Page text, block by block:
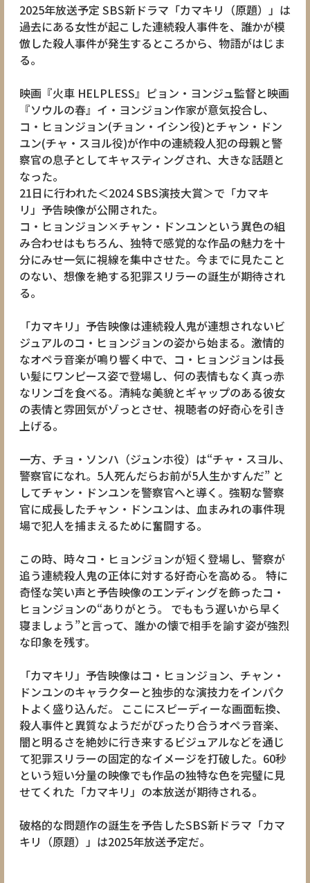
2025年放送予定 SBS新ドラマ「カマキリ（原題）」は
過去にある女性が起こした連続殺人事件を、誰かが模
倣した殺人事件が発生するところから、物語がはじま
る。
映画『火車 HELPLESS』ピョン・ヨンジュ監督と映画
『ソウルの春』イ・ヨンジョン作家が意気投合し、
コ・ヒョンジョン(チョン・イシン役)とチャン・ドン
ユン(チャ・スヨル役)が作中の連続殺人犯の母親と警
察官の息子としてキャスティングされ、大きな話題と
なった。
21日に行われた＜2024 SBS演技大賞＞で「カマキ
リ」予告映像が公開された。
コ・ヒョンジョン×チャン・ドンユンという異色の組
み合わせはもちろん、独特で感覚的な作品の魅力を十
分にみせ一気に視線を集中させた。今までに見たこと
のない、想像を絶する犯罪スリラーの誕生が期待され
る。
「カマキリ」予告映像は連続殺人鬼が連想されないビ
ジュアルのコ・ヒョンジョンの姿から始まる。激情的
なオペラ音楽が鳴り響く中で、コ・ヒョンジョンは長
い髪にワンピース姿で登場し、何の表情もなく真っ赤
なリンゴを食べる。清純な美貌とギャップのある彼女
の表情と雰囲気がゾっとさせ、視聴者の好奇心を引き
上げる。
一方、チョ・ソンハ（ジュンホ役）は“チャ・スヨル、
警察官になれ。5人死んだらお前が5人生かすんだ” と
してチャン・ドンユンを警察官へと導く。強靭な警察
官に成長したチャン・ドンユンは、血まみれの事件現
場で犯人を捕まえるために奮闘する。
この時、時々コ・ヒョンジョンが短く登場し、警察が
追う連続殺人鬼の正体に対する好奇心を高める。 特に
奇怪な笑い声と予告映像のエンディングを飾ったコ・
ヒョンジョンの“ありがとう。 でももう遅いから早く
寝ましょう”と言って、誰かの懐で相手を諭す姿が強烈
な印象を残す。
「カマキリ」予告映像はコ・ヒョンジョン、チャン・
ドンユンのキャラクターと独歩的な演技力をインパク
トよく盛り込んだ。 ここにスピーディーな画面転換、
殺人事件と異質なようだがぴったり合うオペラ音楽、
闇と明るさを絶妙に行き来するビジュアルなどを通じ
て犯罪スリラーの固定的なイメージを打破した。60秒
という短い分量の映像でも作品の独特な色を完璧に見
せてくれた「カマキリ」の本放送が期待される。
破格的な問題作の誕生を予告したSBS新ドラマ「カマ
キリ（原題）」は2025年放送予定だ。